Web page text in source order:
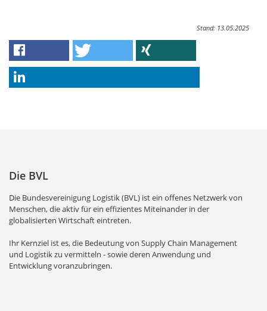
Stand: 13.05.2025
Die BVL
Die Bundesvereinigung Logistik (BVL) ist ein offenes Netzwerk von
Menschen, die aktiv für ein effizientes Miteinander in der
globalisierten Wirtschaft eintreten.
Ihr Kernziel ist es, die Bedeutung von Supply Chain Management
und Logistik zu vermitteln - sowie deren Anwendung und
Entwicklung voranzubringen.